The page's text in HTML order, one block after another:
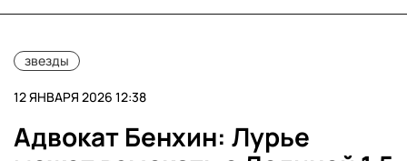
звезды
12 ЯНВАРЯ 2026 12:38
Адвокат Бенхин: Лурье